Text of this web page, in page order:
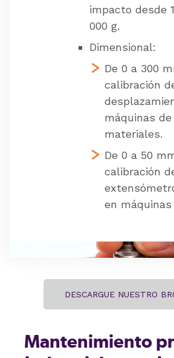
impacto desde
000 g.
Dimensional:
De 0 a 300
calibración
máquinas
materiales.
De 0 a 50
calibración
en
DESCARGUE NUESTRO
Mantenimiento